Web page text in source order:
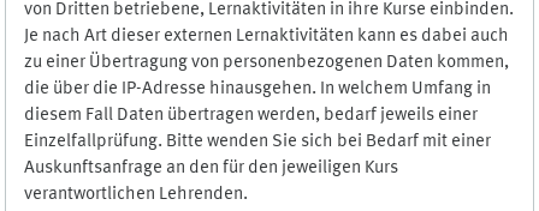
von Dritten betriebene, Lernaktivitäten in ihre Kurse einbinden.
Je nach Art dieser externen Lernaktivitäten kann es dabei auch
zu einer Übertragung von personenbezogenen Daten kommen,
die über die IP-Adresse hinausgehen. In welchem Umfang in
diesem Fall Daten übertragen werden, bedarf jeweils einer
Einzelfallprüfung. Bitte wenden Sie sich bei Bedarf mit einer
Auskunftsanfrage an den für den jeweiligen Kurs
verantwortlichen Lehrenden.